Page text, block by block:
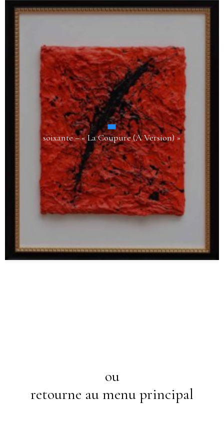
soixante – « La Coupure (A Version) »
ou
retourne au menu principal